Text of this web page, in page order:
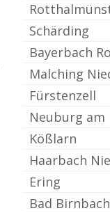
Schärding
Bayerbach
Malching
Fürstenzell
Neuburg am
Kößlarn
Haarbach
Ering
Bad